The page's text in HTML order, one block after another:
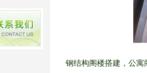
钢结构阁楼搭建，公寓